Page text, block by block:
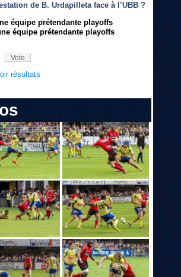
de B. Urdapilleta face à l’UBB ?
équipe prétendante playoffs
équipe prétendante playoffs
résultats